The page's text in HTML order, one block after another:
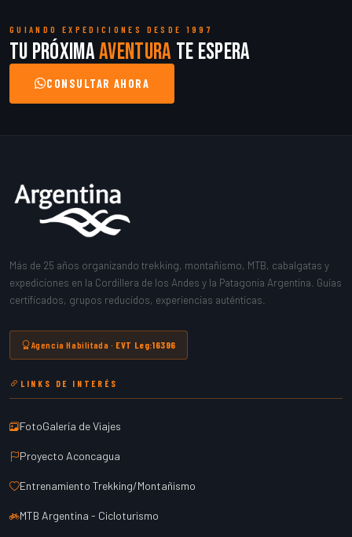
GUIANDO EXPEDICIONES DESDE 1997
Tu próximaaventura te espera
CONSULTAR AHORA
Más de 25 años organizando trekking, montañismo, MTB, cabalgatas y
expediciones en la Cordillera de los Andes y la Patagonia Argentina. Guías
certificados, grupos reducidos, experiencias auténticas.
Agencia Habilitada · EVT Leg:16396
LINKS DE INTERÉS
FotoGalería de Viajes
Proyecto Aconcagua
Entrenamiento Trekking/Montañismo
MTB Argentina - Cicloturismo